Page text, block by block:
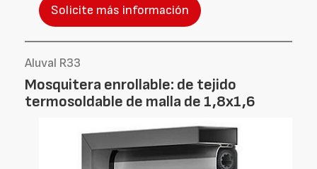
Solicite más información
Aluval R33
Mosquitera enrollable: de tejido
termosoldable de malla de 1,8x1,6